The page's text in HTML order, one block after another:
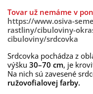
Tovar už nemáme v
https://www.osiva-
rastliny/cibuloviny-
cibuloviny/srdcovka
Srdcovka pochádza z
výšku 30–70 cm, je
Na nich sú zavesené
ružovofialovej farby.